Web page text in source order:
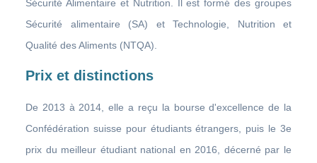
Sécurité Alimentaire et Nutrition. Il est formé des groupes
Sécurité alimentaire (SA) et Technologie, Nutrition et
Qualité des Aliments (NTQA).
Prix et distinctions
De 2013 à 2014, elle a reçu la bourse d'excellence de la
Confédération suisse pour étudiants étrangers, puis le 3e
prix du meilleur étudiant national en 2016, décerné par le